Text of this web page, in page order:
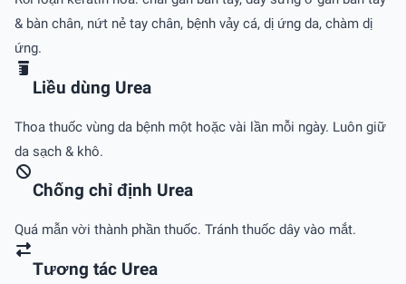
& bàn chân, nứt nẻ tay chân, bệnh vảy cá, dị ứng da, chàm dị
ứng.
Liều dùng Urea
Thoa thuốc vùng da bệnh một hoặc vài lần mỗi ngày. Luôn giữ
da sạch & khô.
Chống chỉ định Urea
Quá mẫn vời thành phần thuốc. Tránh thuốc dây vào mắt.
Tương tác Urea